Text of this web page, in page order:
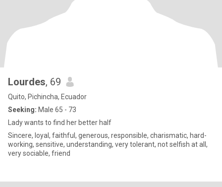
Lourdes, 69
Quito, Pichincha, Ecuador
Seeking: Male 65 - 73
Lady wants to find her better half
Sincere, loyal, faithful, generous, responsible, charismatic, hard-
working, sensitive, understanding, very tolerant, not selfish at all,
very sociable, friend